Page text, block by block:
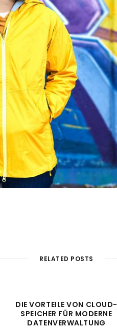
RELATED POSTS
DIE VORTEILE VON CLOUD-
SPEICHER FÜR MODERNE
DATENVERWALTUNG